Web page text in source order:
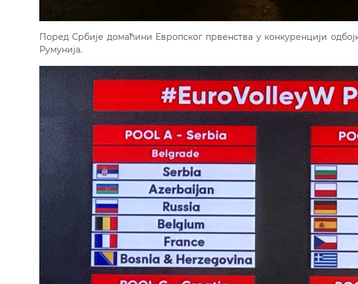
Поред Србије домаћини Европског првенства у конкуренцији
Румунија.